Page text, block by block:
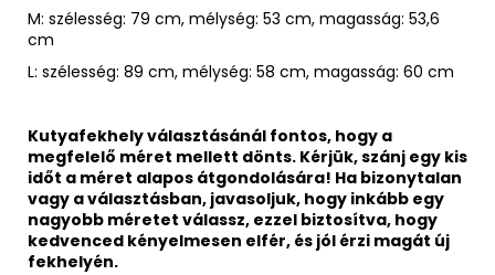
M: szélesség: 79 cm, mélység: 53 cm, magasság: 53,6
cm
L: szélesség: 89 cm, mélység: 58 cm, magasság: 60 cm
Kutyafekhely választásánál fontos, hogy a
megfelelő méret mellett dönts. Kérjük, szánj egy kis
időt a méret alapos átgondolására! Ha bizonytalan
vagy a választásban, javasoljuk, hogy inkább egy
nagyobb méretet válassz, ezzel biztosítva, hogy
kedvenced kényelmesen elfér, és jól érzi magát új
fekhelyén.